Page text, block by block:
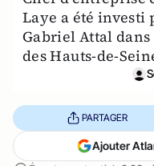
Laye a été investi
Gabriel Attal
des Hauts-de-
PARTAGER
Ajouter